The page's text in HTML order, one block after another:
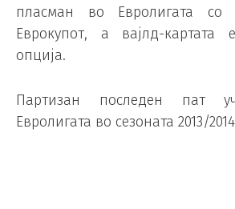
пласман во Евролигата со
Еврокупот, а вајлд-картата
опција.
Партизан последен пат
Евролигата во сезоната 2013/